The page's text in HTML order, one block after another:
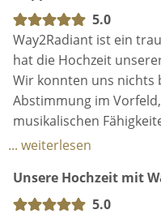
den beiden geschwärmt.
Lohnt sich mit jedem
5.0
Way2Radiant ist ein
hat die Hochzeit
Wir konnten uns nichts
Abstimmung im
musikalischen
Wir können die 2 nur
... weiterlesen
Unsere Hochzeit mit
5.0